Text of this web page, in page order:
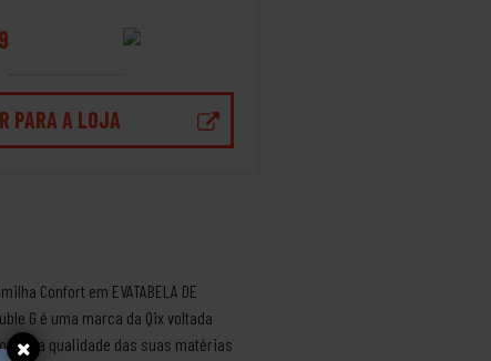
PARA A LOJA
Confort em EVATABELA DE
G é uma marca da Qix voltada
na qualidade das suas matérias